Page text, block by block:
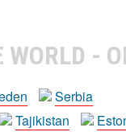
-
Serbia
Tajikistan